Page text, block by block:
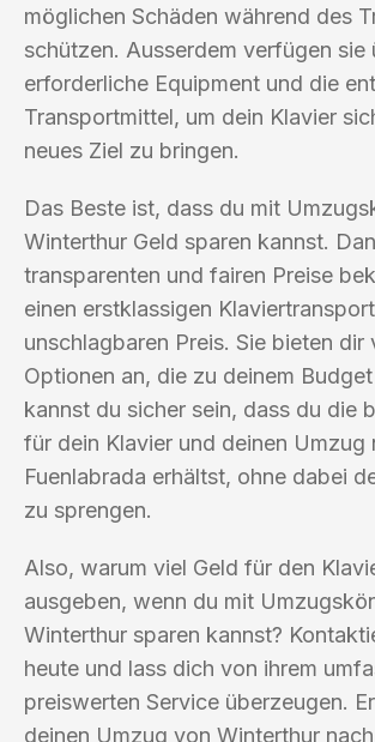
möglichen Schäden während des
schützen. Ausserdem verfügen sie
erforderliche Equipment und die
Transportmittel, um dein Klavier
neues Ziel zu bringen.
Das Beste ist, dass du mit
Winterthur Geld sparen kannst.
transparenten und fairen Preise
einen erstklassigen
unschlagbaren Preis. Sie bieten dir
Optionen an, die zu deinem
kannst du sicher sein, dass du die
für dein Klavier und deinen Umzug
Fuenlabrada erhältst, ohne dabei
zu sprengen.
Also, warum viel Geld für den
ausgeben, wenn du mit
Winterthur sparen kannst?
heute und lass dich von ihrem
preiswerten Service überzeugen.
deinen Umzug von Winterthur